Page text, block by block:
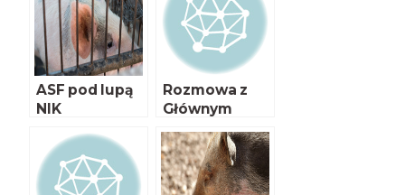
ASF pod lupą
NIK
Rozmowa z
Głównym
Lekarzem
Weterynarii
Pawłem
Niemczukiem